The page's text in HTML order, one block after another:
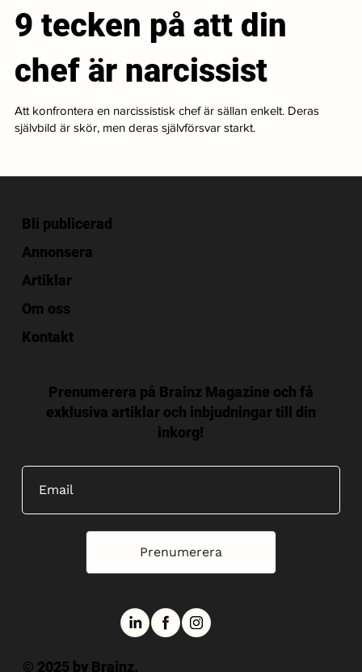
9 tecken på att din
chef är narcissist
Att konfrontera en narcissistisk chef är sällan enkelt. Deras
självbild är skör, men deras självförsvar starkt.
Bli publicerad
Annonsera
Artiklar
Om oss
Kontakt
Prenumerera på Brainz Magazine och få
exklusiva artiklar och inbjudningar till din
inkorg!
Prenumerera
© 2025 by Brainz.